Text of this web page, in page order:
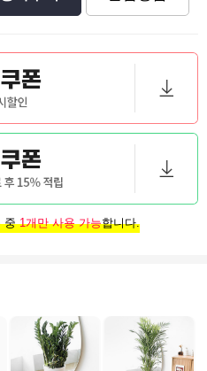
중1개만 사용 가능합니다.